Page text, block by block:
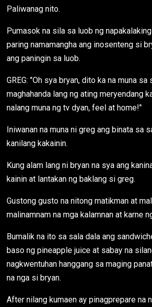
Paliwanag nito.
Pumasok na sila sa luob ng
paring namamangha ang inosenteng si
ang paningin sa luob.
GREG: "Oh sya bryan, dito ka na muna sa
maghahanda lang ng ating meryendang
nalang muna ng tv dyan, feel at home!"
Iniwanan na muna ni greg ang binata sa
kanilang kakainin.
Kung alam lang ni bryan na sya ang
kainin at lantakan ng baklang si greg.
Gustong gusto na nitong matikman at
malinamnam na mga kalamnan at karne
Bumalik na ito sa sala dala ang
baso ng pineapple juice at sabay na
nagkwentuhan hanggang sa maging
na nga si bryan.
After nilang kumaen ay pinagprepare na